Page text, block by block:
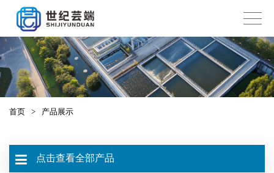
首页 > 产品展示
点击查看全部产品